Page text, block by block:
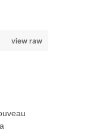
view raw